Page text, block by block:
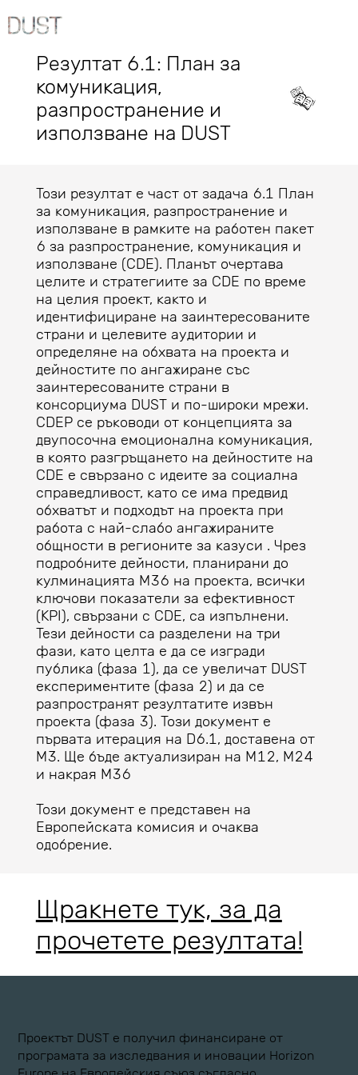
Резултат 6.1: План за
комуникация,
разпространение и
използване на DUST
Този резултат е част от задача 6.1 План
за комуникация, разпространение и
използване в рамките на работен пакет
6 за разпространение, комуникация и
използване (CDE). Планът очертава
целите и стратегиите за CDE по време
на целия проект, както и
идентифициране на заинтересованите
страни и целевите аудитории и
определяне на обхвата на проекта и
дейностите по ангажиране със
заинтересованите страни в
консорциума DUST и по-широки мрежи.
CDEP се ръководи от концепцията за
двупосочна емоционална комуникация,
в която разгръщането на дейностите на
CDE е свързано с идеите за социална
справедливост, като се има предвид
обхватът и подходът на проекта при
работа с най-слабо ангажираните
общности в регионите за казуси . Чрез
подробните дейности, планирани до
кулминацията M36 на проекта, всички
ключови показатели за ефективност
(KPI), свързани с CDE, са изпълнени.
Тези дейности са разделени на три
фази, като целта е да се изгради
публика (фаза 1), да се увеличат DUST
експериментите (фаза 2) и да се
разпространят резултатите извън
проекта (фаза 3). Този документ е
първата итерация на D6.1, доставена от
M3. Ще бъде актуализиран на M12, M24
и накрая M36
Този документ е представен на
Европейската комисия и очаква
одобрение.
Щракнете тук, за да
прочетете резултата!
Проектът DUST е получил финансиране от
програмата за изследвания и иновации Horizon